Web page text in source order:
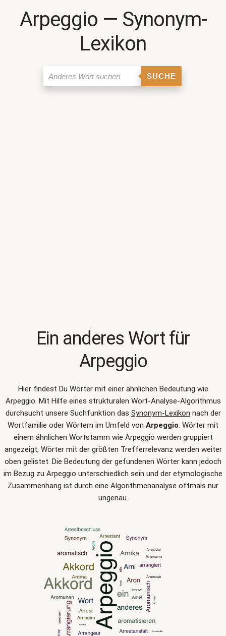
Arpeggio ― Synonym-
Lexikon
SUCHE
Ein anderes Wort für
Arpeggio
Hier findest Du Wörter mit einer ähnlichen Bedeutung wie
Arpeggio. Mit Hilfe eines strukturalen Wort-Analyse-Algorithmus
durchsucht unsere Suchfunktion das Synonym-Lexikon nach der
Wortfamilie oder Wörtern im Umfeld von Arpeggio. Wörter mit
einem ähnlichen Wortstamm wie Arpeggio werden gruppiert
angezeigt, Wörter mit der größten Trefferrelevanz werden weiter
oben gelistet. Die Bedeutung der gefundenen Wörter kann jedoch
im Bezug zu Arpeggio unterschiedlich sein und der etymologische
Zusammenhang ist durch eine Algorithmenanalyse oftmals nur
ungenau.